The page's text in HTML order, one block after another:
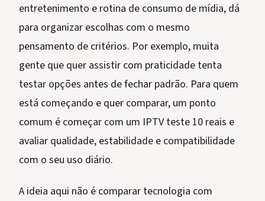
entretenimento e rotina de consumo de mídia, dá
para organizar escolhas com o mesmo
pensamento de critérios. Por exemplo, muita
gente que quer assistir com praticidade tenta
testar opções antes de fechar padrão. Para quem
está começando e quer comparar, um ponto
comum é começar com um IPTV teste 10 reais e
avaliar qualidade, estabilidade e compatibilidade
com o seu uso diário.
A ideia aqui não é comparar tecnologia com